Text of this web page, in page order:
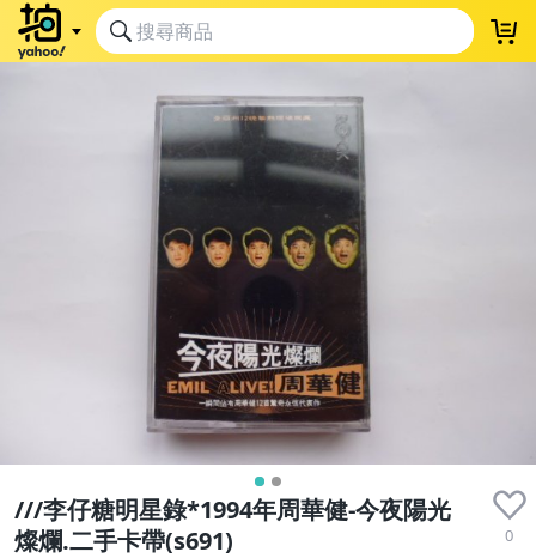
///李仔糖明星錄*1994年周華健-今夜陽光
燦爛.二手卡帶(s691)
0